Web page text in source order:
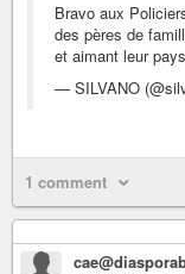
Bravo aux
des pères de
et aimant leur
— SILVANO
1 comment